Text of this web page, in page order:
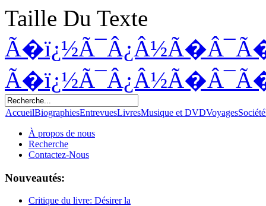
Taille Du Texte
AccueilBiographiesEntrevuesLivresMusique et DVDVoyagesSociété
À propos de nous
Recherche
Contactez-Nous
Nouveautés:
Critique du livre: Désirer la